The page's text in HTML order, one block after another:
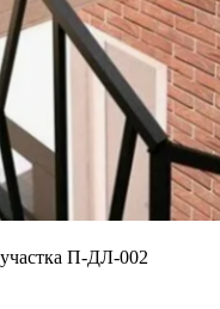
П-ДЛ-002